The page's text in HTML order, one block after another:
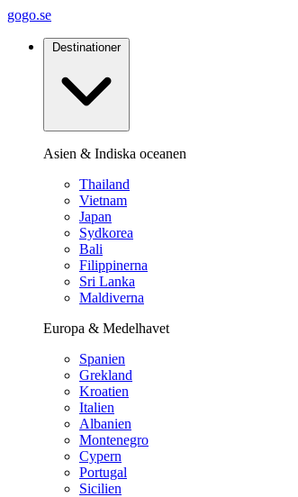
gogo.se
Destinationer
Asien & Indiska oceanen
Thailand
Vietnam
Japan
Sydkorea
Bali
Filippinerna
Sri Lanka
Maldiverna
Europa & Medelhavet
Spanien
Grekland
Kroatien
Italien
Albanien
Montenegro
Cypern
Portugal
Sicilien